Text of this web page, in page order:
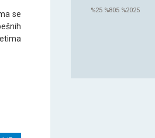
se
%25 %805 %2025